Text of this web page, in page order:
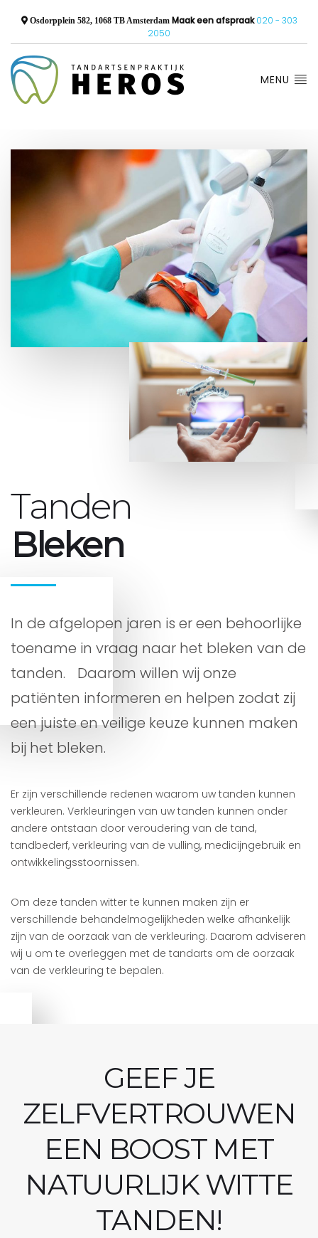
Osdorpplein 582, 1068 TB AmsterdamMaak een afspraak020 - 303
2050
MENU
Tanden
Bleken
In de afgelopen jaren is er een behoorlijke
toename in vraag naar het bleken van de
tanden. Daarom willen wij onze
patiënten informeren en helpen zodat zij
een juiste en veilige keuze kunnen maken
bij het bleken.
Er zijn verschillende redenen waarom uw tanden kunnen
verkleuren. Verkleuringen van uw tanden kunnen onder
andere ontstaan door veroudering van de tand,
tandbederf, verkleuring van de vulling, medicijngebruik en
ontwikkelingsstoornissen.
Om deze tanden witter te kunnen maken zijn er
verschillende behandelmogelijkheden welke afhankelijk
zijn van de oorzaak van de verkleuring. Daarom adviseren
wij u om te overleggen met de tandarts om de oorzaak
van de verkleuring te bepalen.
GEEF JE
ZELFVERTROUWEN
EEN BOOST MET
NATUURLIJK WITTE
TANDEN!